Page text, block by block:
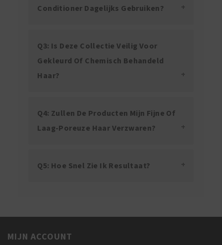
Conditioner Dagelijks Gebruiken?
Q3: Is Deze Collectie Veilig Voor
Gekleurd Of Chemisch Behandeld
Haar?
Q4: Zullen De Producten Mijn Fijne Of
Laag-Poreuze Haar Verzwaren?
Q5: Hoe Snel Zie Ik Resultaat?
MIJN ACCOUNT